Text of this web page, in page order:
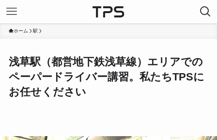
ホーム 駅
浅草駅（都営地下鉄浅草線）エリアでの
ペーパードライバー講習。私たちTPSに
お任せください